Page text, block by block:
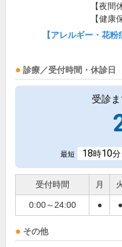
【夜間
【健康
【アレルギー・花
診療／受付時間・休診日
受診
最短 18時10分
受付時間 月
0:00～24:00 ● ●
その他